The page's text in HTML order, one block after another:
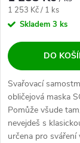
Měrná cena:
1 253 Kč / 1 ks
Skladem 3 ks
DO
Svařovací
obličejová maska
Pomůže všude
nevejdeš s
určena pro sváření